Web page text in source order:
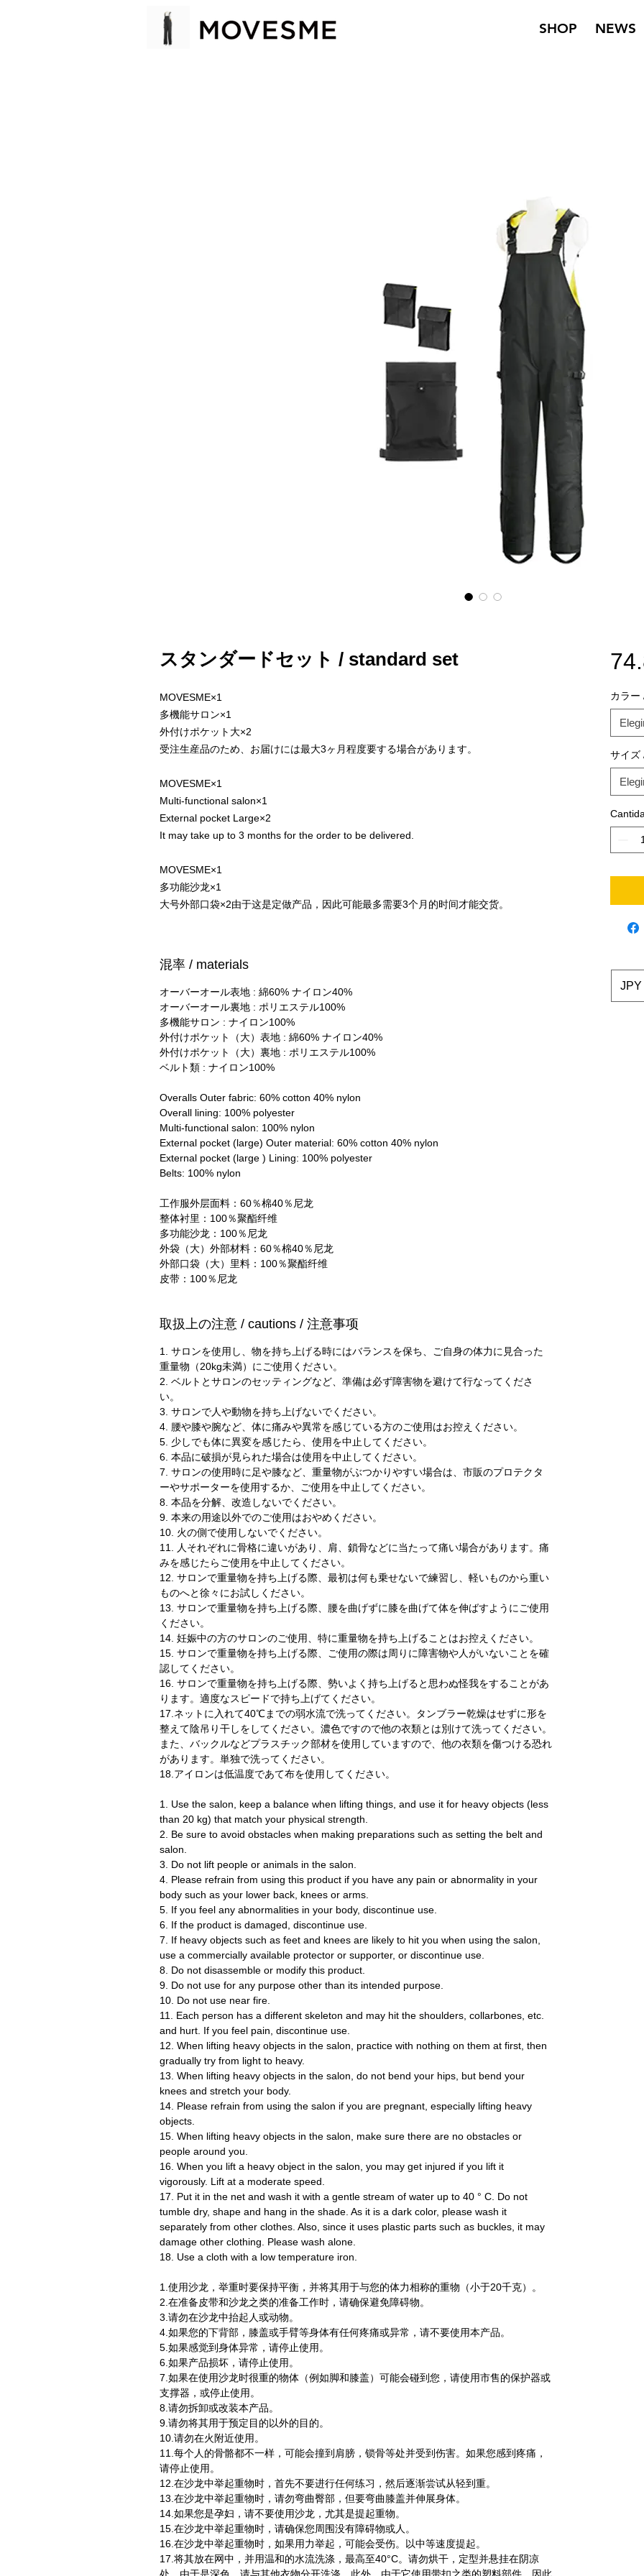
SHOP NEWS
スタンダードセット / standard set
MOVESME×1
多機能サロン×1
外付けポケット大×2
受注生産品のため、お届けには最大3ヶ月程度要する場合があります。
MOVESME×1
Multi-functional salon×1
External pocket Large×2
It may take up to 3 months for the order to be delivered.
MOVESME×1
多功能沙龙×1
大号外部口袋×2由于这是定做产品，因此可能最多需要3个月的时间才能交货。
混率 / materials
オーバーオール表地 : 綿60% ナイロン40%
オーバーオール裏地 : ポリエステル100%
多機能サロン : ナイロン100%
外付けポケット（大）表地 : 綿60% ナイロン40%
外付けポケット（大）裏地 : ポリエステル100%
ベルト類 : ナイロン100%
Overalls Outer fabric: 60% cotton 40% nylon
Overall lining: 100% polyester
Multi-functional salon: 100% nylon
External pocket (large) Outer material: 60% cotton 40% nylon
External pocket (large ) Lining: 100% polyester
Belts: 100% nylon
工作服外层面料：60％棉40％尼龙
整体衬里：100％聚酯纤维
多功能沙龙：100％尼龙
外袋（大）外部材料：60％棉40％尼龙
外部口袋（大）里料：100％聚酯纤维
皮带：100％尼龙
取扱上の注意 / cautions / 注意事项
1. サロンを使用し、物を持ち上げる時にはバランスを保ち、ご自身の体力に見合った
重量物（20kg未満）にご使用ください。
2. ベルトとサロンのセッティングなど、準備は必ず障害物を避けて行なってくださ
い。
3. サロンで人や動物を持ち上げないでください。
4. 腰や膝や腕など、体に痛みや異常を感じている方のご使用はお控えください。
5. 少しでも体に異変を感じたら、使用を中止してください。
6. 本品に破損が見られた場合は使用を中止してください。
7. サロンの使用時に足や膝など、重量物がぶつかりやすい場合は、市販のプロテクタ
ーやサポーターを使用するか、ご使用を中止してください。
8. 本品を分解、改造しないでください。
9. 本来の用途以外でのご使用はおやめください。
10. 火の側で使用しないでください。
11. 人それぞれに骨格に違いがあり、肩、鎖骨などに当たって痛い場合があります。痛
みを感じたらご使用を中止してください。
12. サロンで重量物を持ち上げる際、最初は何も乗せないで練習し、軽いものから重い
ものへと徐々にお試しください。
13. サロンで重量物を持ち上げる際、腰を曲げずに膝を曲げて体を伸ばすようにご使用
ください。
14. 妊娠中の方のサロンのご使用、特に重量物を持ち上げることはお控えください。
15. サロンで重量物を持ち上げる際、ご使用の際は周りに障害物や人がいないことを確
認してください。
16. サロンで重量物を持ち上げる際、勢いよく持ち上げると思わぬ怪我をすることがあ
ります。適度なスピードで持ち上げてください。
17.ネットに入れて40℃までの弱水流で洗ってください。タンブラー乾燥はせずに形を
整えて陰吊り干しをしてください。濃色ですので他の衣類とは別けて洗ってください。
また、バックルなどプラスチック部材を使用していますので、他の衣類を傷つける恐れ
があります。単独で洗ってください。
18.アイロンは低温度であて布を使用してください。
1. Use the salon, keep a balance when lifting things, and use it for heavy objects (less
than 20 kg) that match your physical strength.
2. Be sure to avoid obstacles when making preparations such as setting the belt and
salon.
3. Do not lift people or animals in the salon.
4. Please refrain from using this product if you have any pain or abnormality in your
body such as your lower back, knees or arms.
5. If you feel any abnormalities in your body, discontinue use.
6. If the product is damaged, discontinue use.
7. If heavy objects such as feet and knees are likely to hit you when using the salon,
use a commercially available protector or supporter, or discontinue use.
8. Do not disassemble or modify this product.
9. Do not use for any purpose other than its intended purpose.
10. Do not use near fire.
11. Each person has a different skeleton and may hit the shoulders, collarbones, etc.
and hurt. If you feel pain, discontinue use.
12. When lifting heavy objects in the salon, practice with nothing on them at first, then
gradually try from light to heavy.
13. When lifting heavy objects in the salon, do not bend your hips, but bend your
knees and stretch your body.
14. Please refrain from using the salon if you are pregnant, especially lifting heavy
objects.
15. When lifting heavy objects in the salon, make sure there are no obstacles or
people around you.
16. When you lift a heavy object in the salon, you may get injured if you lift it
vigorously. Lift at a moderate speed.
17. Put it in the net and wash it with a gentle stream of water up to 40 ° C. Do not
tumble dry, shape and hang in the shade. As it is a dark color, please wash it
separately from other clothes. Also, since it uses plastic parts such as buckles, it may
damage other clothing. Please wash alone.
18. Use a cloth with a low temperature iron.
1.使用沙龙，举重时要保持平衡，并将其用于与您的体力相称的重物（小于20千克）。
2.在准备皮带和沙龙之类的准备工作时，请确保避免障碍物。
3.请勿在沙龙中抬起人或动物。
4.如果您的下背部，膝盖或手臂等身体有任何疼痛或异常，请不要使用本产品。
5.如果感觉到身体异常，请停止使用。
6.如果产品损坏，请停止使用。
7.如果在使用沙龙时很重的物体（例如脚和膝盖）可能会碰到您，请使用市售的保护器或
支撑器，或停止使用。
8.请勿拆卸或改装本产品。
9.请勿将其用于预定目的以外的目的。
10.请勿在火附近使用。
11.每个人的骨骼都不一样，可能会撞到肩膀，锁骨等处并受到伤害。如果您感到疼痛，
请停止使用。
12.在沙龙中举起重物时，首先不要进行任何练习，然后逐渐尝试从轻到重。
13.在沙龙中举起重物时，请勿弯曲臀部，但要弯曲膝盖并伸展身体。
14.如果您是孕妇，请不要使用沙龙，尤其是提起重物。
15.在沙龙中举起重物时，请确保您周围没有障碍物或人。
16.在沙龙中举起重物时，如果用力举起，可能会受伤。以中等速度提起。
17.将其放在网中，并用温和的水流洗涤，最高至40°C。请勿烘干，定型并悬挂在阴凉
カラー
サイズ
JPY